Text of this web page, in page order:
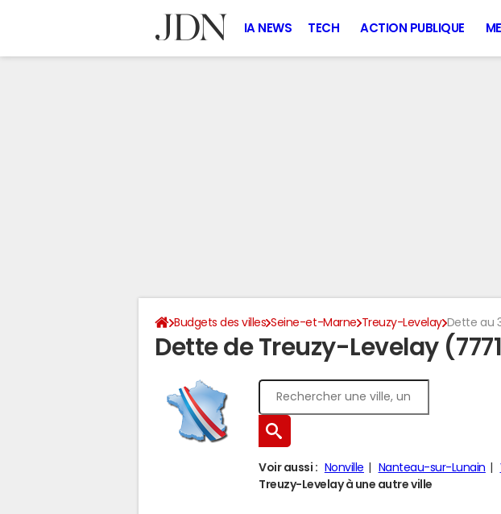
IA NEWS TECH ACTION PUBLIQUE
Budgets des villes Seine-et-Marne Treuzy-Levelay Dette au
Dette de Treuzy-Levelay
Voir aussi : Nonville Nanteau-sur-Lunain
Treuzy-Levelay à une autre ville